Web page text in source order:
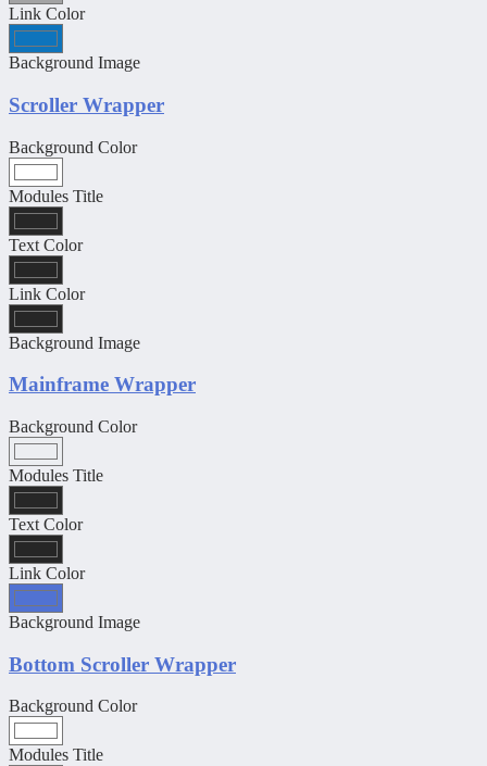
Link Color
Background Image
Scroller Wrapper
Background Color
Modules Title
Text Color
Link Color
Background Image
Mainframe Wrapper
Background Color
Modules Title
Text Color
Link Color
Background Image
Bottom Scroller Wrapper
Background Color
Modules Title